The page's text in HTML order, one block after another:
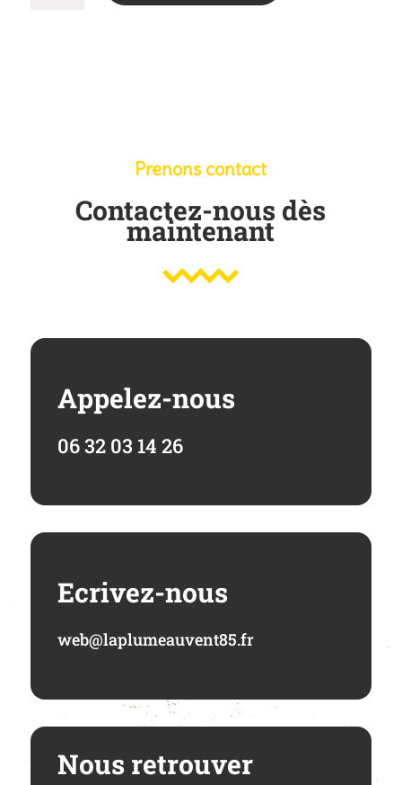
Prenons contact
Contactez-nous dès
maintenant
Appelez-nous
06 32 03 14 26
Ecrivez-nous
web@laplumeauvent85.fr
Nous retrouver